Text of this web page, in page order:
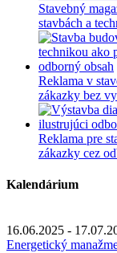
Stavebný
stavbách a
Reklama v
zákazky bez
Reklama pre
zákazky cez
Kalendárium
16.06.2025 -
Energetický